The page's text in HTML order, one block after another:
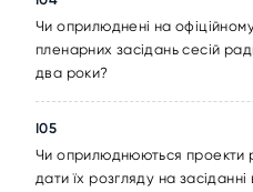
Чи оприлюднені на
пленарних засідань сесій
два роки?
I05
Чи оприлюднюються проекти
дати їх розгляду на